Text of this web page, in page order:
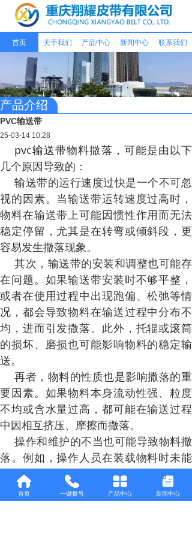
首页 关于我们 产品中心 新闻中心 联系我们
产品介绍
PVC输送带
25-03-14 10:28
pvc输送带物料撒落，可能是由以下
几个原因导致的：
输送带的运行速度过快是一个不可忽
视的因素。当输送带运转速度过高时，
物料在输送带上可能因惯性作用而无法
稳定停留，尤其是在转弯或倾斜段，更
容易发生撒落现象。
其次，输送带的安装和调整也可能存
在问题。如果输送带安装时不够平整，
或者在使用过程中出现跑偏、松弛等情
况，都会导致物料在输送过程中分布不
均，进而引发撒落。此外，托辊或滚筒
的损坏、磨损也可能影响物料的稳定输
送。
再者，物料的性质也是影响撒落的重
要因素。如果物料本身流动性强、粒度
不均或含水量过高，都可能在输送过程
中因相互挤压、摩擦而撒落。
操作和维护的不当也可能导致物料撒
落。例如，操作人员在装载物料时未能
均匀分布，或者输送带长时间使用而未
进行必要的清洁和维护，都可能导致物
料在输送带上积累、粘连，最终引发撒
首页 一键拨号 产品中心 新闻中心